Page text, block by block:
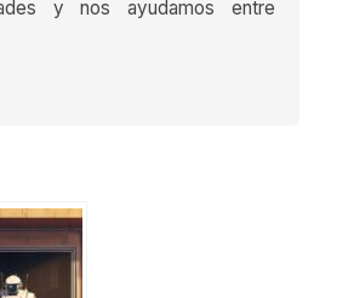
y nos ayudamos entre